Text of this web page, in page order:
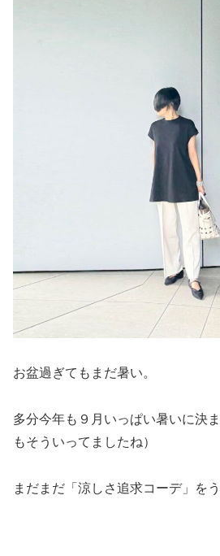
お盆過ぎてもまだ暑い。
多分今年も９月いっぱい暑いに決
もそういってましたね）
まだまだ「涼しさ追求コーデ」を